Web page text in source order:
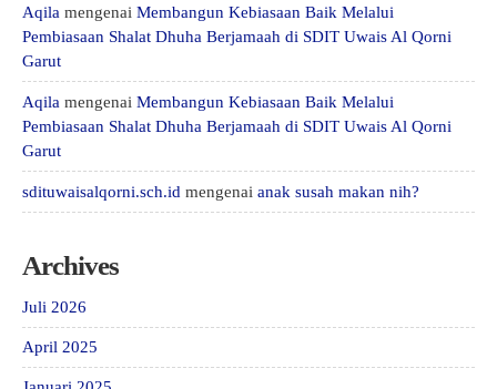
Aqila mengenai Membangun Kebiasaan Baik Melalui
Pembiasaan Shalat Dhuha Berjamaah di SDIT Uwais Al Qorni
Garut
Aqila mengenai Membangun Kebiasaan Baik Melalui
Pembiasaan Shalat Dhuha Berjamaah di SDIT Uwais Al Qorni
Garut
sdituwaisalqorni.sch.id mengenai anak susah makan nih?
Archives
Juli 2026
April 2025